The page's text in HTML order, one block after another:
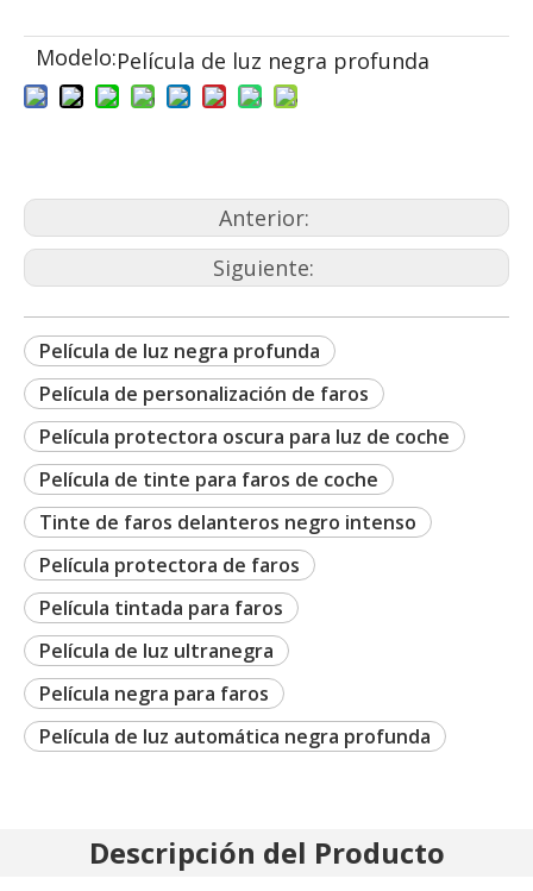
Modelo:Película de luz negra profunda
Anterior:
Siguiente:
Película de luz negra profunda
Película de personalización de faros
Película protectora oscura para luz de coche
Película de tinte para faros de coche
Tinte de faros delanteros negro intenso
Película protectora de faros
Película tintada para faros
Película de luz ultranegra
Película negra para faros
Película de luz automática negra profunda
Descripción del Producto